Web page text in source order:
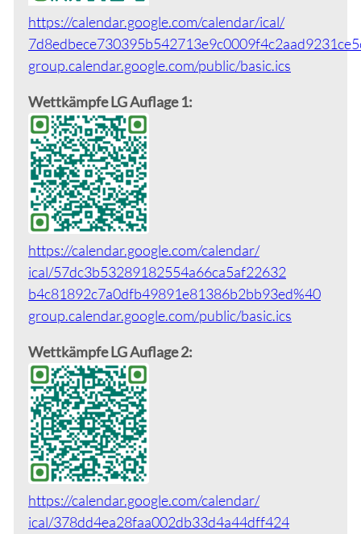
https://calendar.google.com/calendar/ical/
group.calendar.google.com/public/basic.ics
Wettkämpfe LG Auflage 1:
https://calendar.google.com/calendar/
ical/57dc3b53289182554a66ca5af22632
b4c81892c7a0dfb49891e81386b2bb93ed%40
group.calendar.google.com/public/basic.ics
Wettkämpfe LG Auflage 2:
https://calendar.google.com/calendar/
ical/378dd4ea28faa002db33d4a44dff424